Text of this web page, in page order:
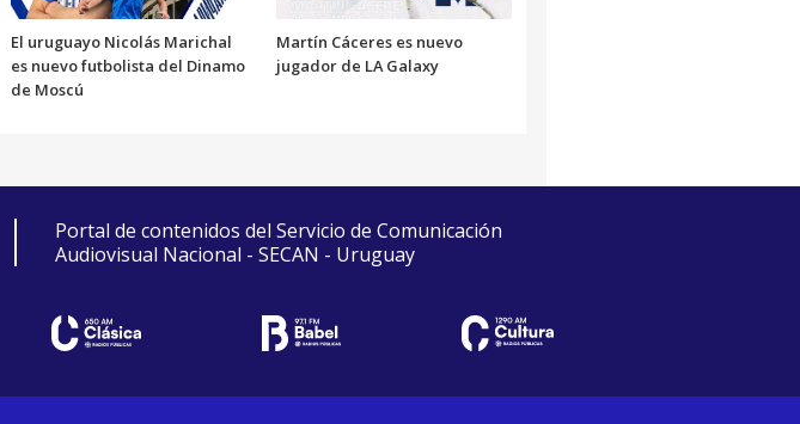
El uruguayo Nicolás Marichal
es nuevo futbolista del Dinamo
de Moscú
Martín Cáceres es nuevo
jugador de LA Galaxy
Portal de contenidos del Servicio de Comunicación
Audiovisual Nacional - SECAN - Uruguay